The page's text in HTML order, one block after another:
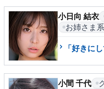
メ
▶発売中
▶新作
▶次回作
小日向 結衣
お姉さま系
「好きに
小間 千代